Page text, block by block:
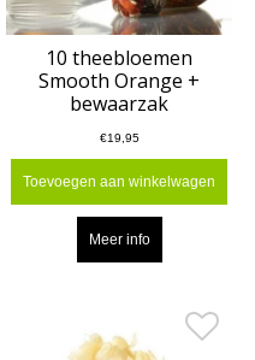
10 theebloemen
Smooth Orange +
bewaarzak
€19,95
Toevoegen aan winkelwagen
Meer info